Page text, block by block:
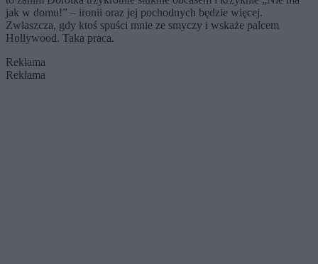
jak w domu!” – ironii oraz jej pochodnych będzie więcej.
Zwłaszcza, gdy ktoś spuści mnie ze smyczy i wskaże palcem
Hollywood. Taka praca.
Reklama
Reklama